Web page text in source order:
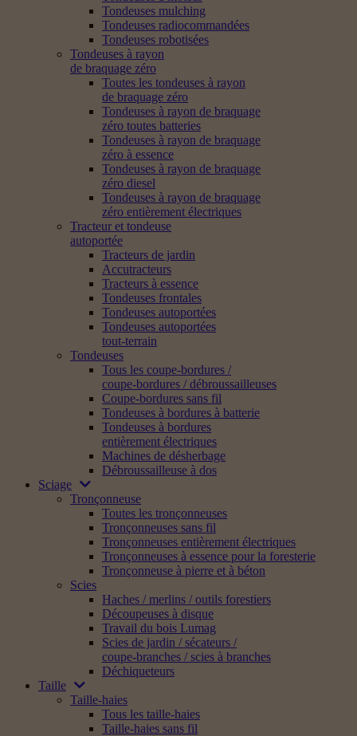
Tondeuses mulching
Tondeuses radiocommandées
Tondeuses robotisées
Tondeuses à rayon
de braquage zéro
Toutes les tondeuses à rayon
de braquage zéro
Tondeuses à rayon de braquage
zéro toutes batteries
Tondeuses à rayon de braquage
zéro à essence
Tondeuses à rayon de braquage
zéro diesel
Tondeuses à rayon de braquage
zéro entièrement électriques
Tracteur et tondeuse
autoportée
Tracteurs de jardin
Accutracteurs
Tracteurs à essence
Tondeuses frontales
Tondeuses autoportées
Tondeuses autoportées
tout-terrain
Tondeuses
Tous les coupe-bordures /
coupe-bordures / débroussailleuses
Coupe-bordures sans fil
Tondeuses à bordures à batterie
Tondeuses à bordures
entièrement électriques
Machines de désherbage
Débroussailleuse à dos
Sciage
Tronçonneuse
Toutes les tronçonneuses
Tronçonneuses sans fil
Tronçonneuses entièrement électriques
Tronçonneuses à essence pour la foresterie
Tronçonneuse à pierre et à béton
Scies
Haches / merlins / outils forestiers
Découpeuses à disque
Travail du bois Lumag
Scies de jardin / sécateurs /
coupe-branches / scies à branches
Déchiqueteurs
Taille
Taille-haies
Tous les taille-haies
Taille-haies sans fil